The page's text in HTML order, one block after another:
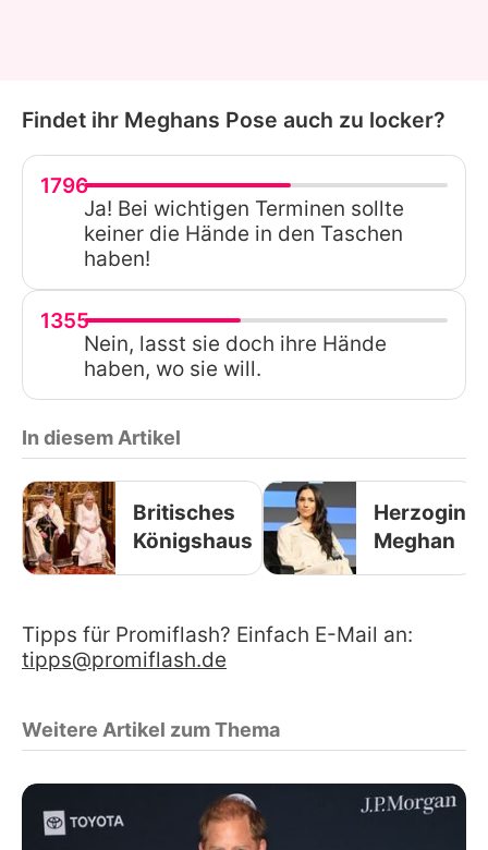
Findet ihr Meghans Pose auch zu locker?
1796
Ja! Bei wichtigen Terminen sollte
keiner die Hände in den Taschen
haben!
1355
Nein, lasst sie doch ihre Hände
haben, wo sie will.
In diesem Artikel
Britisches
Königshaus
Herzogin
Meghan
Tipps für Promiflash? Einfach E-Mail an:
tipps@promiflash.de
Weitere Artikel zum Thema